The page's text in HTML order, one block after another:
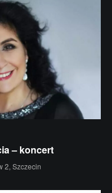
– koncert
2, Szczecin